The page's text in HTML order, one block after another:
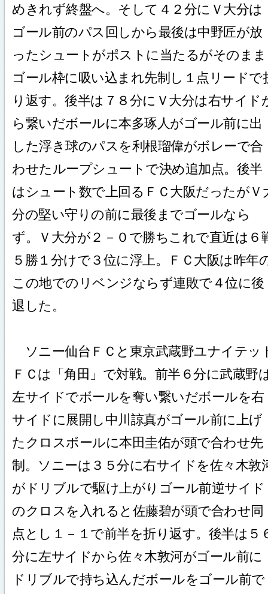
めきれず終盤へ。そして４２分にＶ大分は
ゴール前のパス回しから最後は中野匠が放
ったシュートがポストに当たるがそのまま
ゴール枠に吸い込まれ先制し１点リードで
り返す。後半は７８分にＶ大分は右サイド
ら繋いだボールに本多琢人がゴール前に出
した浮き球のパスを利根瑠偉がボレーで合
わせたループシュートで決め追加点。後半
はシュート数で上回るＦＣ大阪だったがＶ
分の堅い守りの前に最後までゴールなら
ず。Ｖ大分が２－０で勝ちこれで直近は６
５勝１分けで３位に浮上。ＦＣ大阪は昨年
この地でのリベンジならず連敗で４位に後
退した。
ソニー仙台ＦＣと東京武蔵野ユナイテッ
ＦＣは「角田」で対戦。前半６分に武蔵野
左サイドでボールを奪い繋いだボールを右
サイドに展開し中川諒真がゴール前に上げ
たクロスボールに本田圭佑が頭で合わせ先
制。ソニーは３５分に右サイドを佐々木敦
がドリブルで駆け上がりゴール前逆サイド
のクロスを入れると佐藤碧が頭で合わせ同
点とし１－１で前半を折り返す。後半は５
分に左サイドから佐々木敦河がゴール前に
ドリブルで持ち込んだボールをゴール前で